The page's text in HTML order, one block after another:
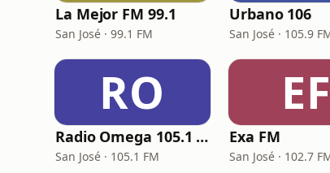
La Mejor FM 99.1
San José · 99.1 FM
Urbano 106
San José · 105.9
RO
Radio Omega 105.1 FM
San José · 105.1 FM
EF
Exa FM
San José · 102.7